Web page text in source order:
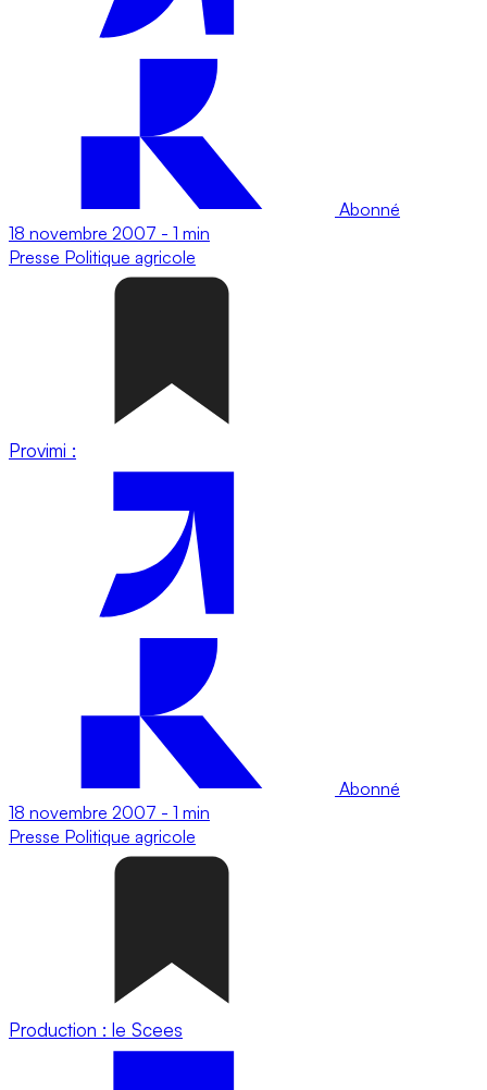
Abonné
18 novembre 2007 - 1 min
Presse Politique agricole
Provimi :
Abonné
18 novembre 2007 - 1 min
Presse Politique agricole
Production : le Scees